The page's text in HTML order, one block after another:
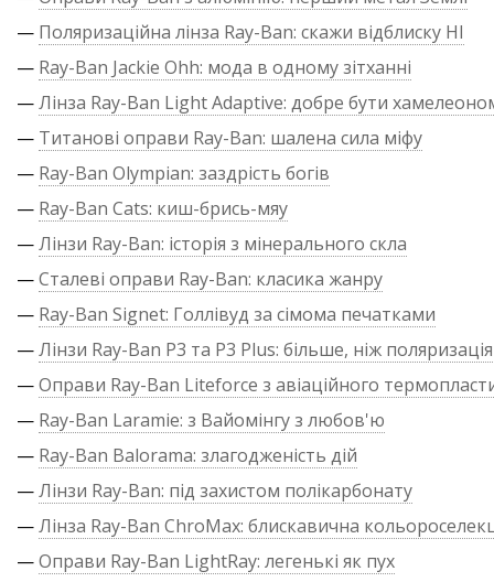
— Поляризаційна лінза Ray-Ban: скажи відблиску НІ
— Ray-Ban Jackie Ohh: мода в одному зітханні
—Лінза Ray-Ban Light Adaptive: добре бути
— Титанові оправи Ray-Ban: шалена сила міфу
— Ray-Ban Olympian: заздрість богів
— Ray-Ban Cats: киш-брись-мяу
—Лінзи Ray-Ban: історія з мінерального скла
—Сталеві оправи Ray-Ban: класика жанру
— Ray-Ban Signet: Голлівуд за сімома печатками
—Лінзи Ray-Ban P3 та P3 Plus: більше, ніж поляризація
—Оправи Ray-Ban Liteforce з авіаційного
— Ray-Ban Laramie: з Вайомінгу з любов'ю
— Ray-Ban Balorama: злагодженість дій
—Лінзи Ray-Ban: під захистом полікарбонату
—Лінза Ray-Ban ChroMax: блискавична
—Оправи Ray-Ban LightRay: легенькі як пух